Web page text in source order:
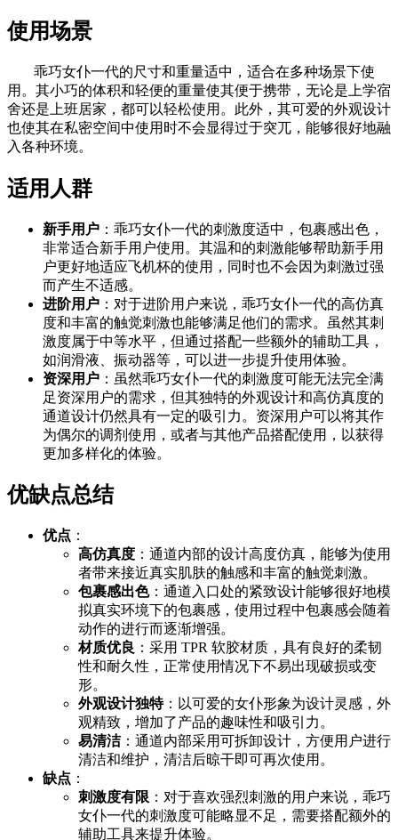
使用场景
乖巧女仆一代的尺寸和重量适中，适合在多种场景下使
用。其小巧的体积和轻便的重量使其便于携带，无论是上学宿
舍还是上班居家，都可以轻松使用。此外，其可爱的外观设计
也使其在私密空间中使用时不会显得过于突兀，能够很好地融
入各种环境。
适用人群
新手用户 ：乖巧女仆一代的刺激度适中，包裹感出色，
非常适合新手用户使用。其温和的刺激能够帮助新手用
户更好地适应飞机杯的使用，同时也不会因为刺激过强
而产生不适感。
进阶用户 ：对于进阶用户来说，乖巧女仆一代的高仿真
度和丰富的触觉刺激也能够满足他们的需求。虽然其刺
激度属于中等水平，但通过搭配一些额外的辅助工具，
如润滑液、振动器等，可以进一步提升使用体验。
资深用户 ：虽然乖巧女仆一代的刺激度可能无法完全满
足资深用户的需求，但其独特的外观设计和高仿真度的
通道设计仍然具有一定的吸引力。资深用户可以将其作
为偶尔的调剂使用，或者与其他产品搭配使用，以获得
更加多样化的体验。
优缺点总结
优点 ：
高仿真度 ：通道内部的设计高度仿真，能够为使用
者带来接近真实肌肤的触感和丰富的触觉刺激。
包裹感出色：通道入口处的紧致设计能够很好地模
拟真实环境下的包裹感，使用过程中包裹感会随着
动作的进行而逐渐增强。
材质优良 ：采用 TPR 软胶材质，具有良好的柔韧
性和耐久性，正常使用情况下不易出现破损或变
形。
外观设计独特：以可爱的女仆形象为设计灵感，外
观精致，增加了产品的趣味性和吸引力。
易清洁：通道内部采用可拆卸设计，方便用户进行
清洁和维护，清洁后晾干即可再次使用。
缺点 ：
刺激度有限 ：对于喜欢强烈刺激的用户来说，乖巧
女仆一代的刺激度可能略显不足，需要搭配额外的
辅助工具来提升体验。